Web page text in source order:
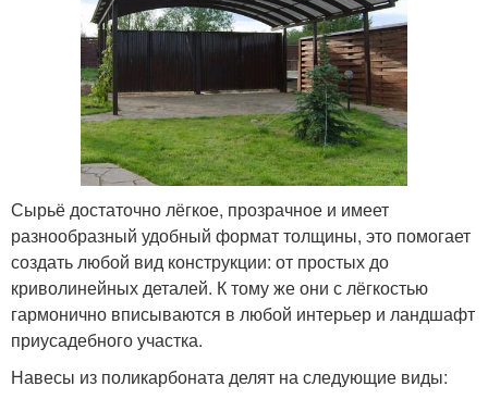
Сырьё достаточно лёгкое, прозрачное и имеет
разнообразный удобный формат толщины, это помогает
создать любой вид конструкции: от простых до
криволинейных деталей. К тому же они с лёгкостью
гармонично вписываются в любой интерьер и ландшафт
приусадебного участка.
Навесы из поликарбоната делят на следующие виды: